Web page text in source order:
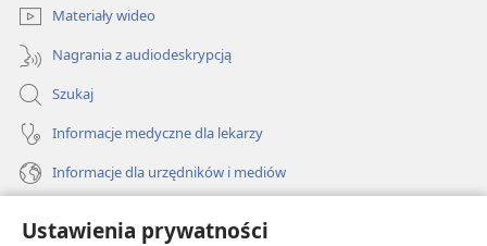
Ustawienia prywatności
Materiały wideo
Nagrania z audiodeskrypcją
Szukaj
Informacje medyczne dla lekarzy
Informacje dla urzędników i mediów